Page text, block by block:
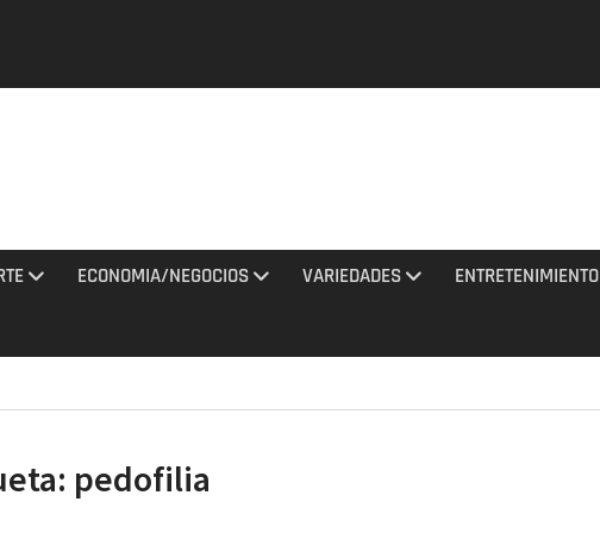
de
con
al
ECONOMIA/NEGOCIOS VARIEDADES ENTRETENIMIENTO
pedofilia